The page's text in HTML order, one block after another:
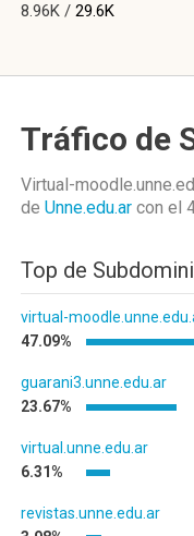
8.96K / 29.6K
Tráfico de
Virtual-
de Unne.edu.ar con el
Top de
virtual-
47.09%
guarani3.unne.edu.ar
23.67%
virtual.unne.edu.ar
6.31%
revistas.unne.edu.ar